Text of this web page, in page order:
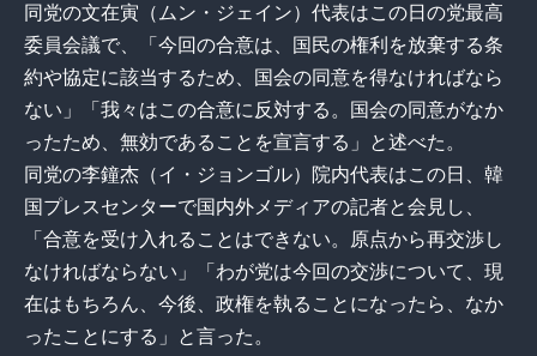
同党の文在寅（ムン・ジェイン）代表はこの日の党最高
委員会議で、「今回の合意は、国民の権利を放棄する条
約や協定に該当するため、国会の同意を得なければなら
ない」「我々はこの合意に反対する。国会の同意がなか
ったため、無効であることを宣言する」と述べた。
同党の李鐘杰（イ・ジョンゴル）院内代表はこの日、韓
国プレスセンターで国内外メディアの記者と会見し、
「合意を受け入れることはできない。原点から再交渉し
なければならない」「わが党は今回の交渉について、現
在はもちろん、今後、政権を執ることになったら、なか
ったことにする」と言った。